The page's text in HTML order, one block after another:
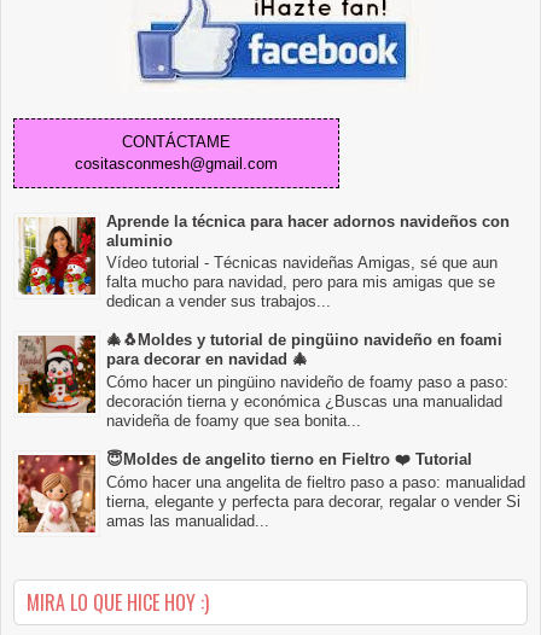
CONTÁCTAME
cositasconmesh@gmail.com
Aprende la técnica para hacer adornos navideños con
aluminio
Vídeo tutorial - Técnicas navideñas Amigas, sé que aun
falta mucho para navidad, pero para mis amigas que se
dedican a vender sus trabajos...
🎄🐧Moldes y tutorial de pingüino navideño en foami
para decorar en navidad 🎄
Cómo hacer un pingüino navideño de foamy paso a paso:
decoración tierna y económica ¿Buscas una manualidad
navideña de foamy que sea bonita...
😇Moldes de angelito tierno en Fieltro ❤️ Tutorial
Cómo hacer una angelita de fieltro paso a paso: manualidad
tierna, elegante y perfecta para decorar, regalar o vender Si
amas las manualidad...
MIRA LO QUE HICE HOY :)